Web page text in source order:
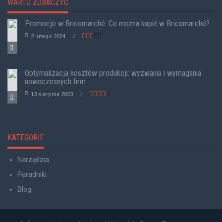
WARTO ZOBACZYĆ
Promocje w Bricomarché: Co można kupić w Bricomarché?
2 lutego 2024
Optymalizacja kosztów produkcji: wyzwania i wymagania
nowoczesnych firm
13 sierpnia 2023
KATEGORIE
Narzędzia
Poradniki
Blog